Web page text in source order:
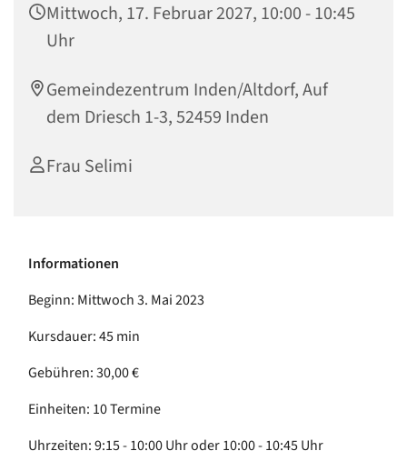
Mittwoch, 17. Februar 2027, 10:00 - 10:45
Uhr
Gemeindezentrum Inden/Altdorf, Auf
dem Driesch 1-3, 52459 Inden
Frau Selimi
Informationen
Beginn: Mittwoch 3. Mai 2023
Kursdauer: 45 min
Gebühren: 30,00 €
Einheiten: 10 Termine
Uhrzeiten: 9:15 - 10:00 Uhr oder 10:00 - 10:45 Uhr